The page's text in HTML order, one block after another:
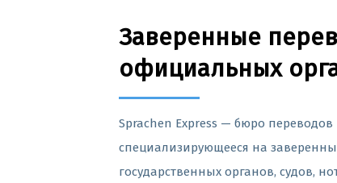
Заверенные
официальных
Sprachen Express — бюро
специализирующееся на
государственных органов, судов,